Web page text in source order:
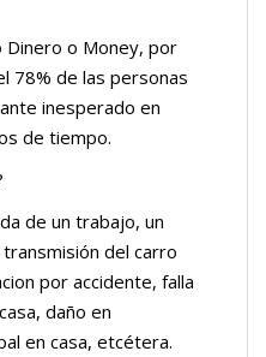
Dinero o Money, por
78% de las personas
inesperado en
de tiempo.
de un trabajo, un
del carro
por accidente, falla
daño en
en casa, etcétera.